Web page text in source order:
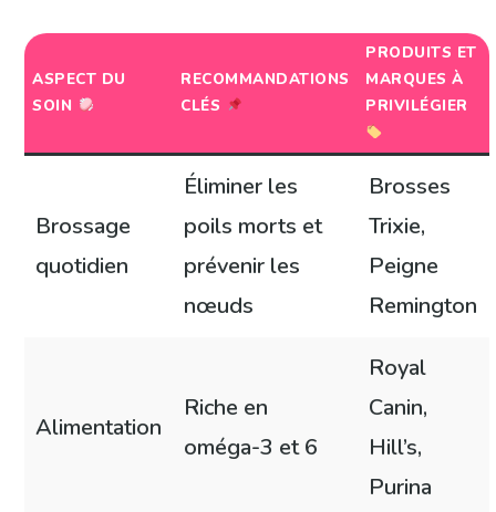
ASPECT DU
SOIN
RECOMMANDATIONS
CLÉS
PRODUITS ET
MARQUES À
PRIVILÉGIER
Brossage
quotidien
Éliminer les
poils morts et
prévenir les
nœuds
Brosses
Trixie,
Peigne
Remington
Alimentation
Riche en
oméga-3 et 6
Royal
Canin,
Hill’s,
Purina